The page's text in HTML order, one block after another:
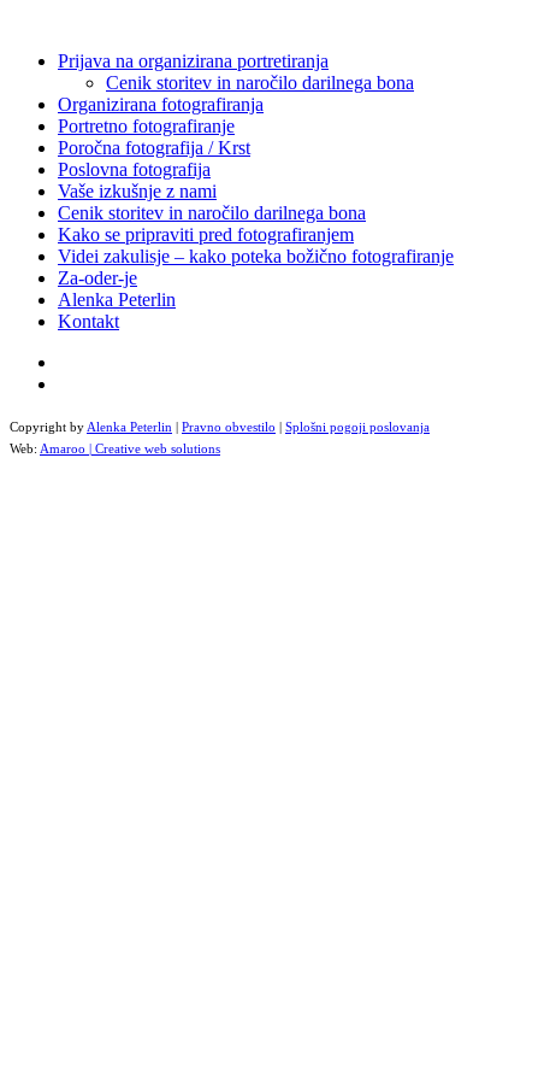
Prijava na organizirana portretiranja
Cenik storitev in naročilo darilnega bona
Organizirana fotografiranja
Portretno fotografiranje
Poročna fotografija / Krst
Poslovna fotografija
Vaše izkušnje z nami
Cenik storitev in naročilo darilnega bona
Kako se pripraviti pred fotografiranjem
Videi zakulisje – kako poteka božično fotografiranje
Za-oder-je
Alenka Peterlin
Kontakt
Copyright by Alenka Peterlin | Pravno obvestilo | Splošni pogoji poslovanja
Web: Amaroo | Creative web solutions